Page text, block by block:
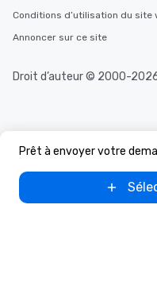
Prêt à envoyer votre
Conditions d’utilisation du site
Annoncer sur ce site
Droit d’auteur © 2000-